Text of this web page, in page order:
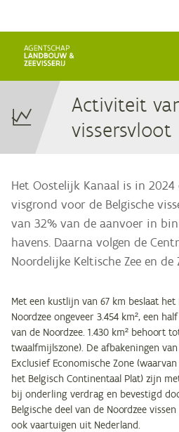
Ac­ti­vi­teit
vissersvloot
Het Oostelijk Kanaal is in
visgrond voor de Belgische
van 32% van de aanvoer in
havens. Daarna volgen de
Noordelijke Keltische Zee en de
Met een kustlijn van 67 km beslaat
Noordzee ongeveer 3.454 km², een
van de Noordzee. 1.430 km² behoort
twaalfmijlszone). De afbakeningen
Exclusief Economische Zone
het Belgisch Continentaal Plat) zijn
bij onderling verdrag en bevestigd
Belgische deel van de Noordzee
ook vaartuigen uit Nederland.